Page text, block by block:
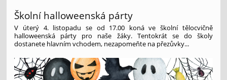
Školní halloweenská párty
V úterý 4. listopadu se od 17.00 koná ve školní tělocvičně
halloweenská párty pro naše žáky. Tentokrát se do školy
dostanete hlavním vchodem, nezapomeňte na přezůvky...